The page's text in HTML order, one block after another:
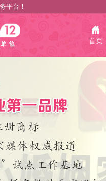
平台！
首页